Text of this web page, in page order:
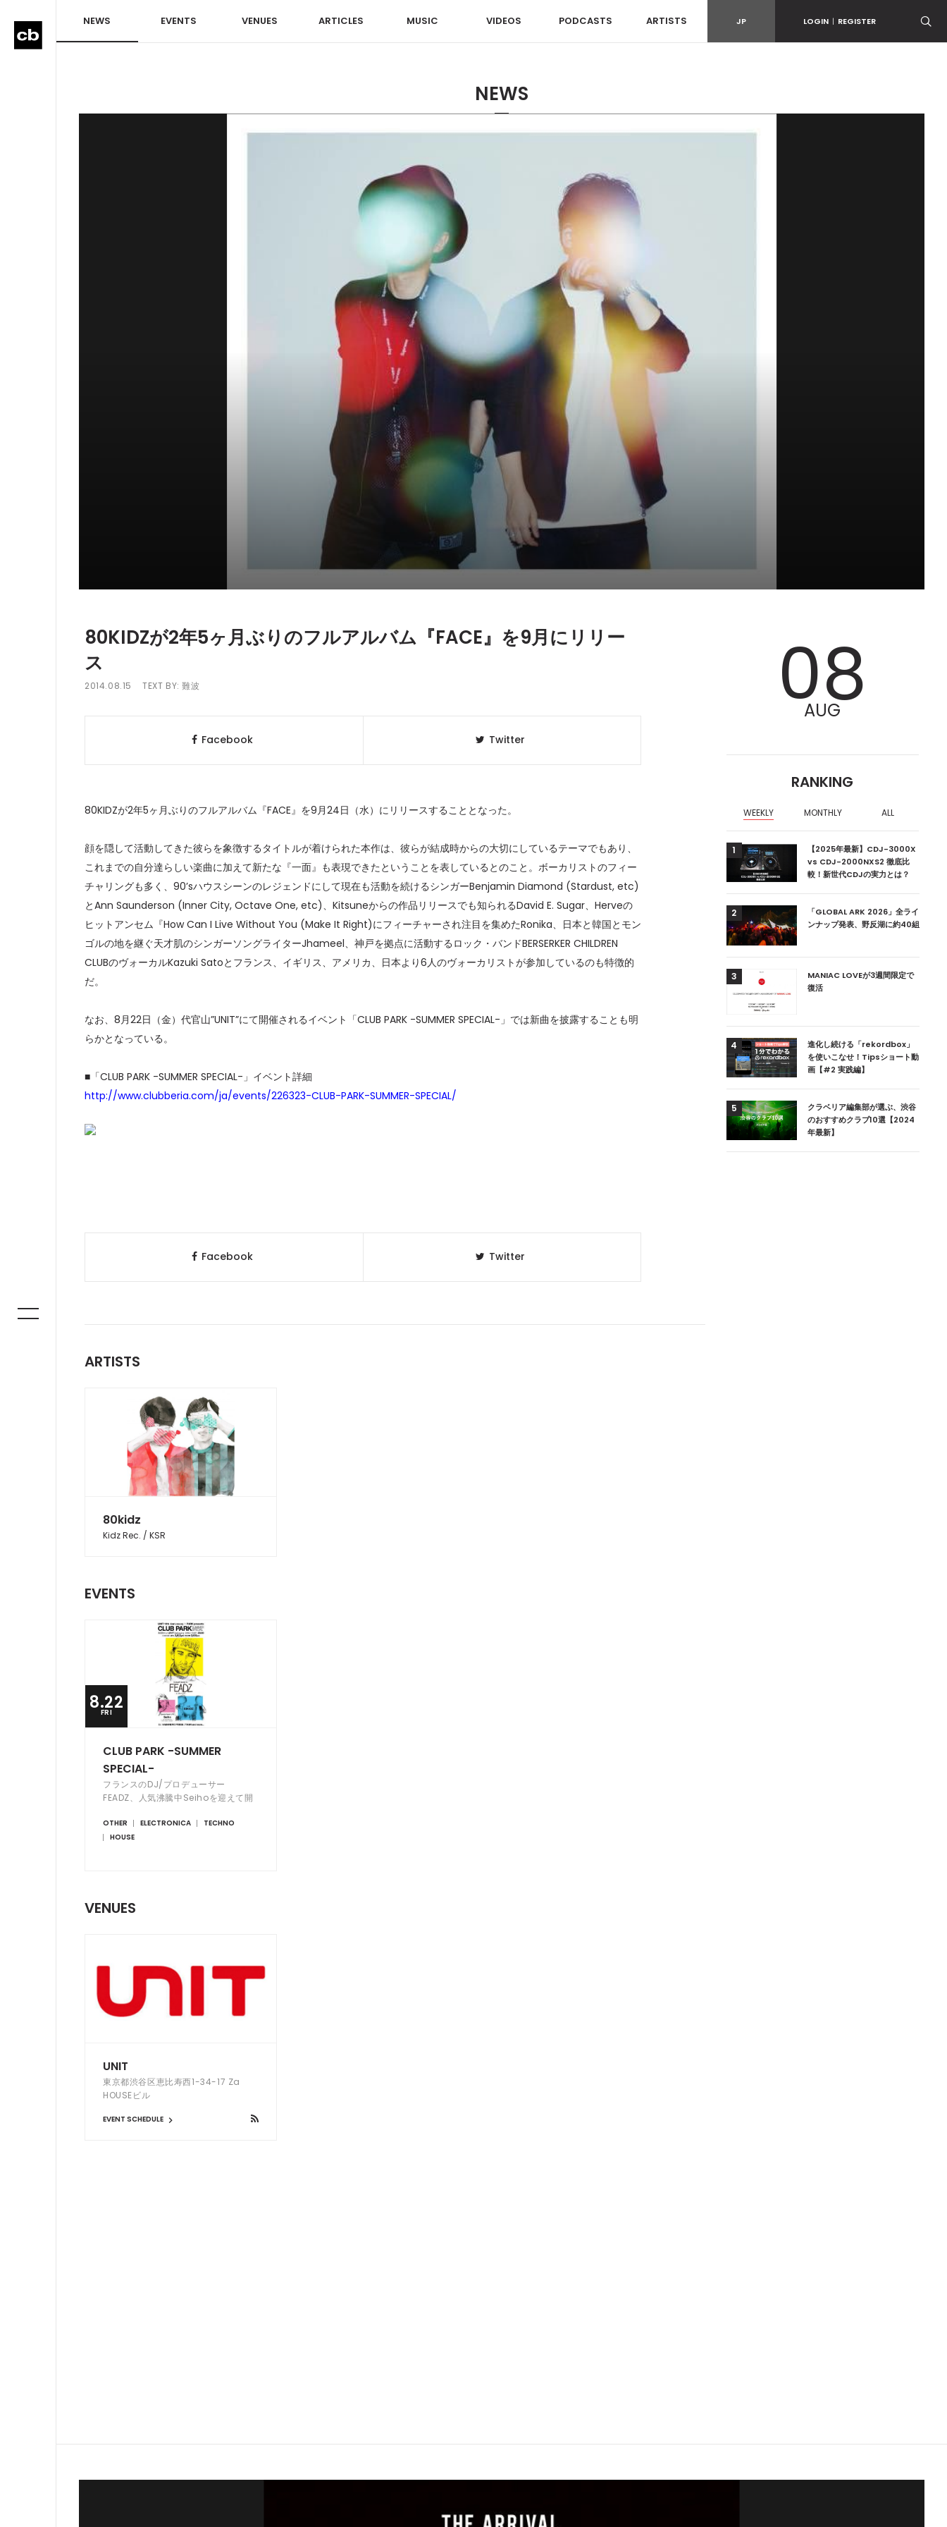
NEWS EVENTS VENUES ARTICLES MUSIC VIDEOS PODCASTS ARTISTS JP LOGIN | REGISTER
NEWS
80KIDZが2年5ヶ月ぶりのフルアルバム『FACE』を9月にリリー
ス
2014.08.15 TEXT BY:難波
Facebook Twitter
80KIDZが2年5ヶ月ぶりのフルアルバム『FACE』を9月24日（水）にリリースすることとなった。
顔を隠して活動してきた彼らを象徴するタイトルが着けられた本作は、彼らが結成時からの大切にしているテーマでもあり、
これまでの自分達らしい楽曲に加えて新たな『一面』も表現できたということを表しているとのこと。ボーカリストのフィー
チャリングも多く、90’sハウスシーンのレジェンドにして現在も活動を続けるシンガーBenjamin Diamond (Stardust, etc)
とAnn Saunderson (Inner City, Octave One, etc)、Kitsuneからの作品リリースでも知られるDavid E. Sugar、Herveの
ヒットアンセム『How Can I Live Without You (Make It Right)にフィーチャーされ注目を集めたRonika、日本と韓国とモン
ゴルの地を継ぐ天才肌のシンガーソングライターJhameel、神戸を拠点に活動するロック・バンドBERSERKER CHILDREN
CLUBのヴォーカルKazuki Satoとフランス、イギリス、アメリカ、日本より6人のヴォーカリストが参加しているのも特徴的
だ。
なお、8月22日（金）代官山”UNIT”にて開催されるイベント「CLUB PARK -SUMMER SPECIAL-」では新曲を披露することも明
らかとなっている。
■「CLUB PARK -SUMMER SPECIAL-」イベント詳細
http://www.clubberia.com/ja/events/226323-CLUB-PARK-SUMMER-SPECIAL/
Facebook Twitter
ARTISTS
80kidz
Kidz Rec. / KSR
EVENTS
8.22
FRI
CLUB PARK -SUMMER
SPECIAL-
フランスのDJ/プロデューサー
FEADZ、人気沸騰中Seihoを迎えて開
OTHER ELECTRONICA
TECHNO
HOUSE
VENUES
UNIT
東京都渋谷区恵比寿西1-34-17 Za
HOUSEビル
EVENT SCHEDULE
08
AUG
RANKING
WEEKLY MONTHLY ALL
1
クラベリア編集部が選ぶ、渋谷
のおすすめクラブ10選【2024
年最新】
2
ニュージーランドの新首相は元
DJ!?
1
【2025年最新】CDJ-3000X
vs CDJ-2000NXS2 徹底比
較！新世代CDJの実力とは？
2
「GLOBAL ARK 2026」全ライ
ンナップ発表、野反湖に約40組
3
MANIAC LOVEが3週間限定で
復活
4
進化し続ける「rekordbox」
を使いこなせ！Tipsショート動
画【#2 実践編】
5
クラベリア編集部が選ぶ、渋谷
のおすすめクラブ10選【2024
年最新】